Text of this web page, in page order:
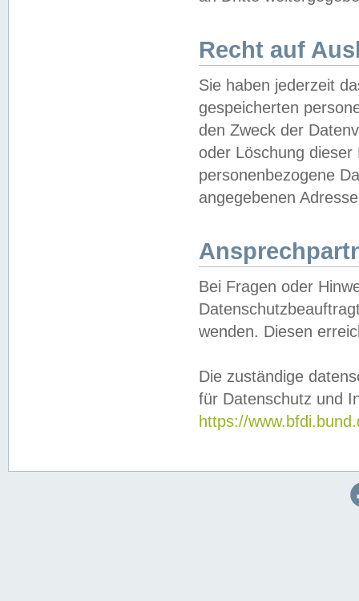
Recht auf
Sie haben jederzeit
gespeicherten
den Zweck der
oder Löschung
personenbezogene
angegebenen
Bei Fragen oder
wenden. Diesen
Die zuständige
für Datenschutz und
https://